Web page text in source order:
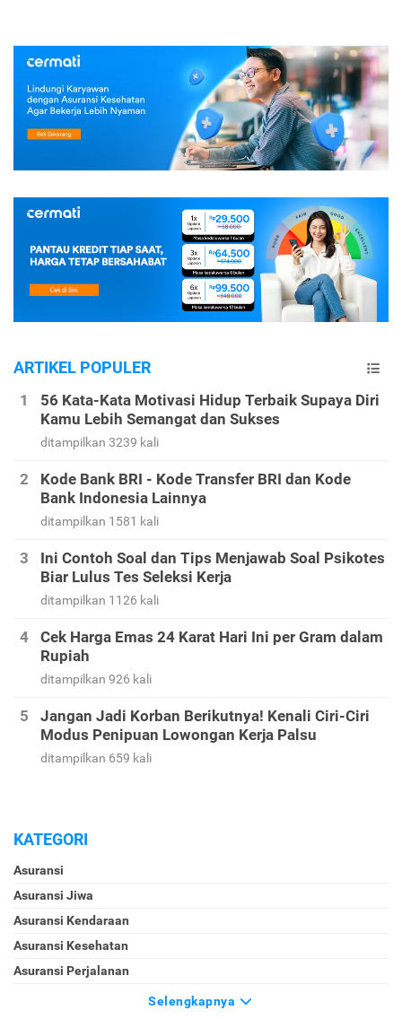
ARTIKEL POPULER
56 Kata-Kata Motivasi Hidup Terbaik Supaya Diri
Kamu Lebih Semangat dan Sukses
ditampilkan 3239 kali
Kode Bank BRI - Kode Transfer BRI dan Kode
Bank Indonesia Lainnya
ditampilkan 1581 kali
Ini Contoh Soal dan Tips Menjawab Soal Psikotes
Biar Lulus Tes Seleksi Kerja
ditampilkan 1126 kali
Cek Harga Emas 24 Karat Hari Ini per Gram dalam
Rupiah
ditampilkan 926 kali
Jangan Jadi Korban Berikutnya! Kenali Ciri-Ciri
Modus Penipuan Lowongan Kerja Palsu
ditampilkan 659 kali
KATEGORI
Asuransi
Asuransi Jiwa
Asuransi Kendaraan
Asuransi Kesehatan
Asuransi Perjalanan
Selengkapnya